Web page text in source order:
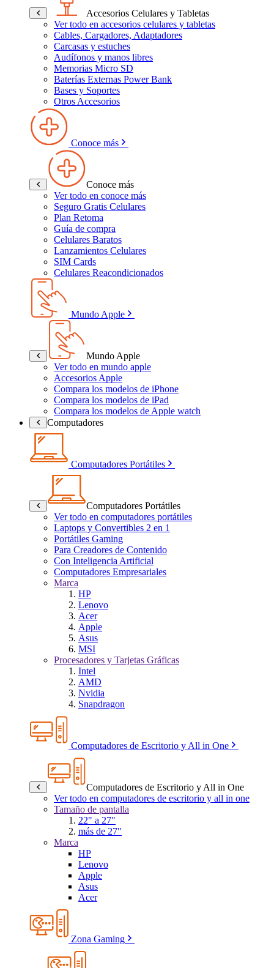
Accesorios Celulares y Tabletas
Ver todo en accesorios celulares y tabletas
Cables, Cargadores, Adaptadores
Carcasas y estuches
Audífonos y manos libres
Memorias Micro SD
Baterías Externas Power Bank
Bases y Soportes
Otros Accesorios
Conoce más
Conoce más
Ver todo en conoce más
Seguro Gratis Celulares
Plan Retoma
Guía de compra
Celulares Baratos
Lanzamientos Celulares
SIM Cards
Celulares Reacondicionados
Mundo Apple
Mundo Apple
Ver todo en mundo apple
Accesorios Apple
Compara los modelos de iPhone
Compara los modelos de iPad
Compara los modelos de Apple watch
Computadores
Computadores Portátiles
Computadores Portátiles
Ver todo en computadores portátiles
Laptops y Convertibles 2 en 1
Portátiles Gaming
Para Creadores de Contenido
Con Inteligencia Artificial
Computadores Empresariales
Marca
HP
Lenovo
Acer
Apple
Asus
MSI
Procesadores y Tarjetas Gráficas
Intel
AMD
Nvidia
Snapdragon
Computadores de Escritorio y All in One
Computadores de Escritorio y All in One
Ver todo en computadores de escritorio y all in one
Tamaño de pantalla
22" a 27"
más de 27"
Marca
HP
Lenovo
Apple
Asus
Acer
Zona Gaming